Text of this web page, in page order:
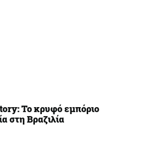
Το κρυφό εμπόριο
στη Βραζιλία